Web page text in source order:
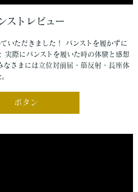
ストレビュー
いただきました！ パンストを履かずに
実際にパンストを履いた時の体験と感想
なさまには立位対前屈・筋反射・長座体
ボタン